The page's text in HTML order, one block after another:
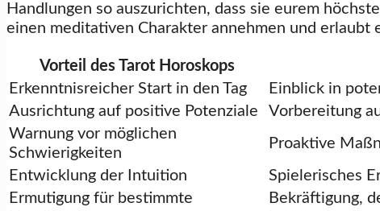
Handlungen so auszurichten, dass sie eurem
einen meditativen Charakter annehmen und erlaubt
Vorteil des Tarot Horoskops
Erkenntnisreicher Start in den Tag
Einblick in
Ausrichtung auf positive Potenziale
Vorbereitung
Warnung vor möglichen
Schwierigkeiten
Proaktive
Entwicklung der Intuition
Spielerisches
Ermutigung für bestimmte
Bekräftigung,